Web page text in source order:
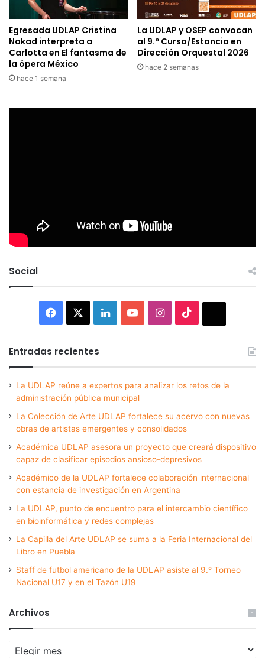
Egresada UDLAP Cristina
Nakad interpreta a
Carlotta en El fantasma de
la ópera México
hace 1 semana
La UDLAP y OSEP convocan
al 9.º Curso/Estancia en
Dirección Orquestal 2026
hace 2 semanas
Social
Facebook LinkedInYouTubeInstagram
Entradas recientes
La UDLAP reúne a expertos para analizar los retos de la
administración pública municipal
La Colección de Arte UDLAP fortalece su acervo con nuevas
obras de artistas emergentes y consolidados
Académica UDLAP asesora un proyecto que creará dispositivo
capaz de clasificar episodios ansioso-depresivos
Académico de la UDLAP fortalece colaboración internacional
con estancia de investigación en Argentina
La UDLAP, punto de encuentro para el intercambio científico
en bioinformática y redes complejas
La Capilla del Arte UDLAP se suma a la Feria Internacional del
Libro en Puebla
Staff de futbol americano de la UDLAP asiste al 9.º Torneo
Nacional U17 y en el Tazón U19
Archivos
Archivos